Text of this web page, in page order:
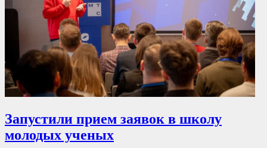
Запустили прием заявок в школу
молодых ученых